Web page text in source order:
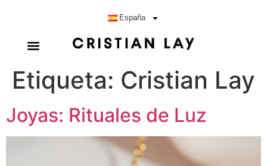
España
Etiqueta: Cristian Lay
Joyas: Rituales de Luz